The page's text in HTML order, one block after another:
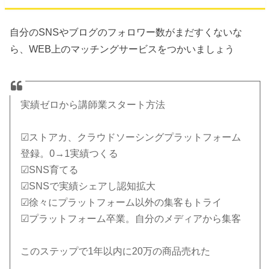
自分のSNSやブログのフォロワー数がまだすくないな
ら、WEB上のマッチングサービスをつかいましょう
実績ゼロから講師業スタート方法
☑︎ストアカ、クラウドソーシングプラットフォーム
登録。0→1実績つくる
☑︎SNS育てる
☑︎SNSで実績シェアし認知拡大
☑︎徐々にプラットフォーム以外の集客もトライ
☑︎プラットフォーム卒業。自分のメディアから集客
このステップで1年以内に20万の商品売れた